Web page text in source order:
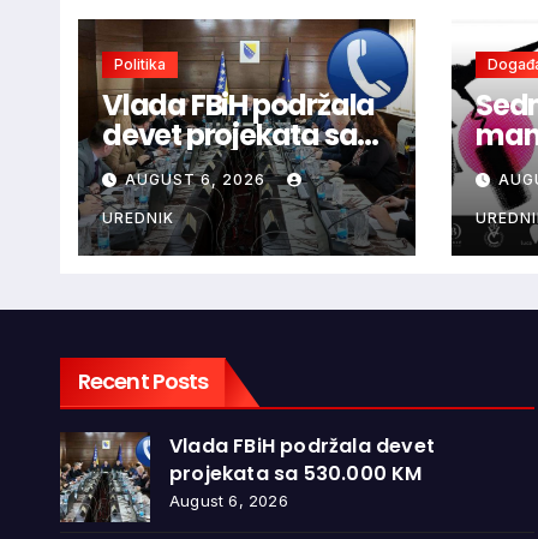
Politika
Vlada FBiH podržala
devet projekata sa
530.000 KM
AUGUST 6, 2026
UREDNIK
Recent Posts
Vlada FBiH podržala devet
projekata sa 530.000 KM
August 6, 2026